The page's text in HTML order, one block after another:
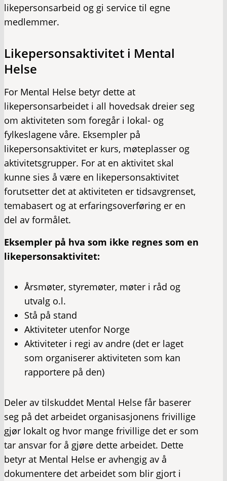
likepersonsarbeid og gi service til egne
medlemmer.
Likepersonsaktivitet i Mental
Helse
For Mental Helse betyr dette at
likepersonsarbeidet i all hovedsak dreier seg
om aktiviteten som foregår i lokal- og
fylkeslagene våre. Eksempler på
likepersonsaktivitet er kurs, møteplasser og
aktivitetsgrupper. For at en aktivitet skal
kunne sies å være en likepersonsaktivitet
forutsetter det at aktiviteten er tidsavgrenset,
temabasert og at erfaringsoverføring er en
del av formålet.
Eksempler på hva som ikke regnes som en
likepersonsaktivitet:
Årsmøter, styremøter, møter i råd og
utvalg o.l.
Stå på stand
Aktiviteter utenfor Norge
Aktiviteter i regi av andre (det er laget
som organiserer aktiviteten som kan
rapportere på den)
Deler av tilskuddet Mental Helse får baserer
seg på det arbeidet organisasjonens frivillige
gjør lokalt og hvor mange frivillige det er som
tar ansvar for å gjøre dette arbeidet. Dette
betyr at Mental Helse er avhengig av å
dokumentere det arbeidet som blir gjort i